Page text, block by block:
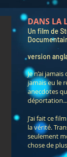
des
fragments de
une histoire,
détaillé
montrer des
La
de plus
DANS LA
Un film de
version
Je n’ai
jamais eu le
anecdotes
J'ai fait ce
la vérité.
seulement
chose de